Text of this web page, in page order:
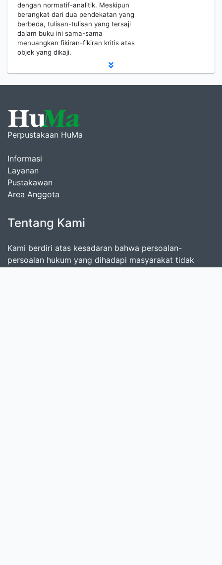
dengan normatif-analitik. Meskipun
berangkat dari dua pendekatan yang
berbeda, tulisan-tulisan yang tersaji
dalam buku ini sama-sama
menuangkan fikiran-fikiran kritis atas
objek yang dikaji.
Perpustakaan HuMa
Informasi
Layanan
Pustakawan
Area Anggota
Tentang Kami
Kami berdiri atas kesadaran bahwa persoalan-
persoalan hukum yang dihadapi masyarakat tidak